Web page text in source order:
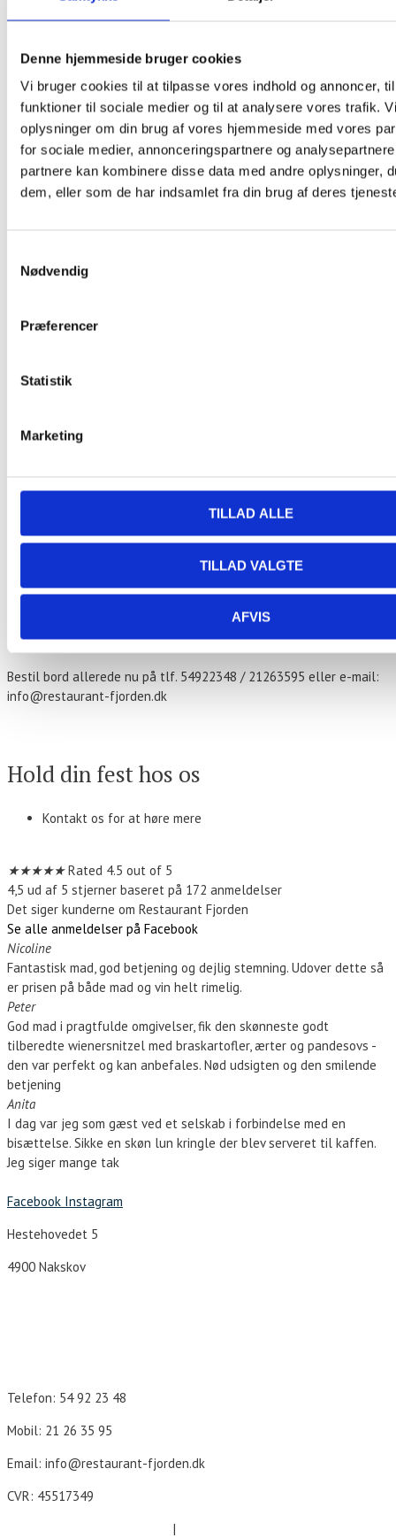
Denne hjemmeside bruger cookies
Vi bruger cookies til at tilpasse vores indhold og annoncer,
funktioner til sociale medier og til at analysere vores trafik.
oplysninger om din brug af vores hjemmeside med vores
for sociale medier, annonceringspartnere og
partnere kan kombinere disse data med andre oplysninger,
dem, eller som de har indsamlet fra din brug af deres
Nødvendig
Præferencer
Statistik
Marketing
TILLAD ALLE
TILLAD VALGTE
AFVIS
Hestehovedet 5
4900 + Google Maps
«Pinsefrokost
Stegt flæsk ad libitum
179,- kr. per person.
Stegt flæsk med hvide kartofler
Persillesovs og hjemmesyntede rødbeder
Hver torsdag fra kl. 17.00
Bestil bord allerede nu på tlf. 54922348 / 21263595 eller e-mail:
info@restaurant-fjorden.dk
Hold din fest hos os
Kontakt os for at høre mere
★★★★★ Rated 4.5 out of 5
4,5 ud af 5 stjerner baseret på 172 anmeldelser
Det siger kunderne om Restaurant Fjorden
Se alle anmeldelser på Facebook
Nicoline
Fantastisk mad, god betjening og dejlig stemning. Udover dette så
er prisen på både mad og vin helt rimelig.
Peter
God mad i pragtfulde omgivelser, fik den skønneste godt
tilberedte wienersnitzel med braskartofler, ærter og pandesovs -
den var perfekt og kan anbefales. Nød udsigten og den smilende
betjening
Anita
I dag var jeg som gæst ved et selskab i forbindelse med en
bisættelse. Sikke en skøn lun kringle der blev serveret til kaffen.
Jeg siger mange tak
Facebook Instagram
Hestehovedet 5
4900 Nakskov
Telefon: 54 92 23 48
Mobil: 21 26 35 95
Email: info@restaurant-fjorden.dk
CVR: 45517349
|